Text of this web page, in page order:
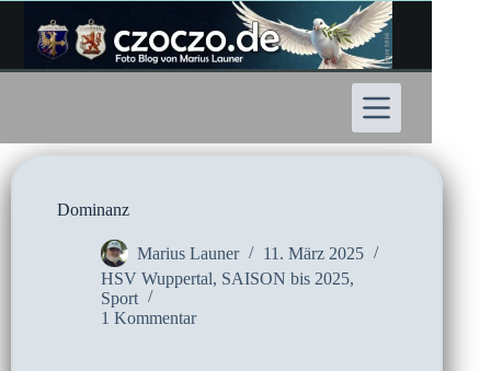
Inhalt
springen
Dominanz
Marius Launer
11. März 2025
HSV Wuppertal, SAISON bis 2025,
Sport
1 Kommentar